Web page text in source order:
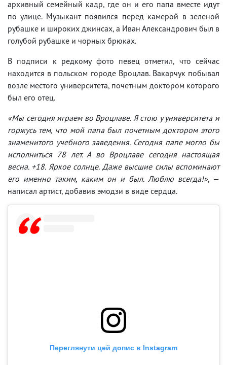
архивный семейный кадр, где он и его папа вместе идут
по улице. Музыкант появился перед камерой в зеленой
рубашке и широких джинсах, а Иван Александрович был в
голубой рубашке и чорных брюках.
В подписи к редкому фото певец отметил, что сейчас
находится в польском городе Вроцлав. Вакарчук побывал
возле местого университета, почетным доктором которого
был его отец.
«Мы сегодня играем во Вроцлаве. Я стою у университета и
горжусь тем, что мой папа был почетным доктором этого
знаменитого учебного заведения. Сегодня папе могло бы
исполниться 78 лет. А во Вроцлаве сегодня настоящая
весна. +18. Яркое солнце. Даже высшие силы вспоминают
его именно таким, каким он и был. Люблю всегда!», —
написал артист, добавив эмодзи в виде сердца.
Переглянути цей допис в Instagram